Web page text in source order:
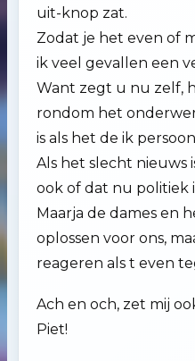
uit-knop zat.
Zodat je het even of
ik veel gevallen een
Want zegt u nu zelf,
rondom het
is als het de ik
Als het slecht nieuws
ook of dat nu politiek
Maarja de dames en
oplossen voor ons,
reageren als t even
Ach en och, zet mij
Piet!